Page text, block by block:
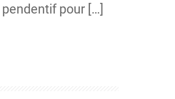
pour […]